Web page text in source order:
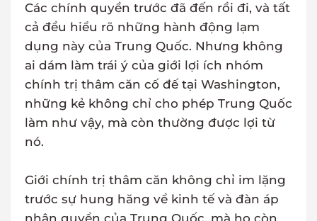
Các chính quyền trước đã đến rồi đi, và tất
cả đều hiểu rõ những hành động lạm
dụng này của Trung Quốc. Nhưng không
ai dám làm trái ý của giới lợi ích nhóm
chính trị thâm căn cố đế tại Washington,
những kẻ không chỉ cho phép Trung Quốc
làm như vậy, mà còn thường được lợi từ
nó.
Giới chính trị thâm căn không chỉ im lặng
trước sự hung hăng về kinh tế và đàn áp